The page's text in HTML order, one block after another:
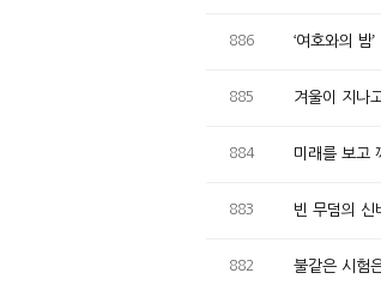
886 ‘여호와의 밤
885 겨울이 지나
884 미래를 보고
883 빈 무덤의 신
882 불같은 시험